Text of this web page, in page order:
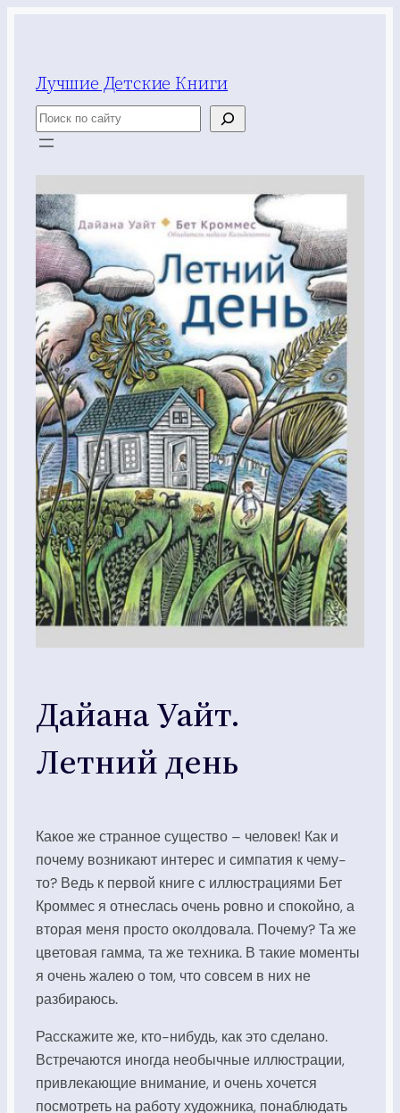
Лучшие Детские Книги
Поиск
Дайана Уайт.
Летний день
Какое же странное существо – человек! Как и
почему возникают интерес и симпатия к чему-
то? Ведь к первой книге с иллюстрациями Бет
Кроммес я отнеслась очень ровно и спокойно, а
вторая меня просто околдовала. Почему? Та же
цветовая гамма, та же техника. В такие моменты
я очень жалею о том, что совсем в них не
разбираюсь.
Расскажите же, кто-нибудь, как это сделано.
Встречаются иногда необычные иллюстрации,
привлекающие внимание, и очень хочется
посмотреть на работу художника, понаблюдать